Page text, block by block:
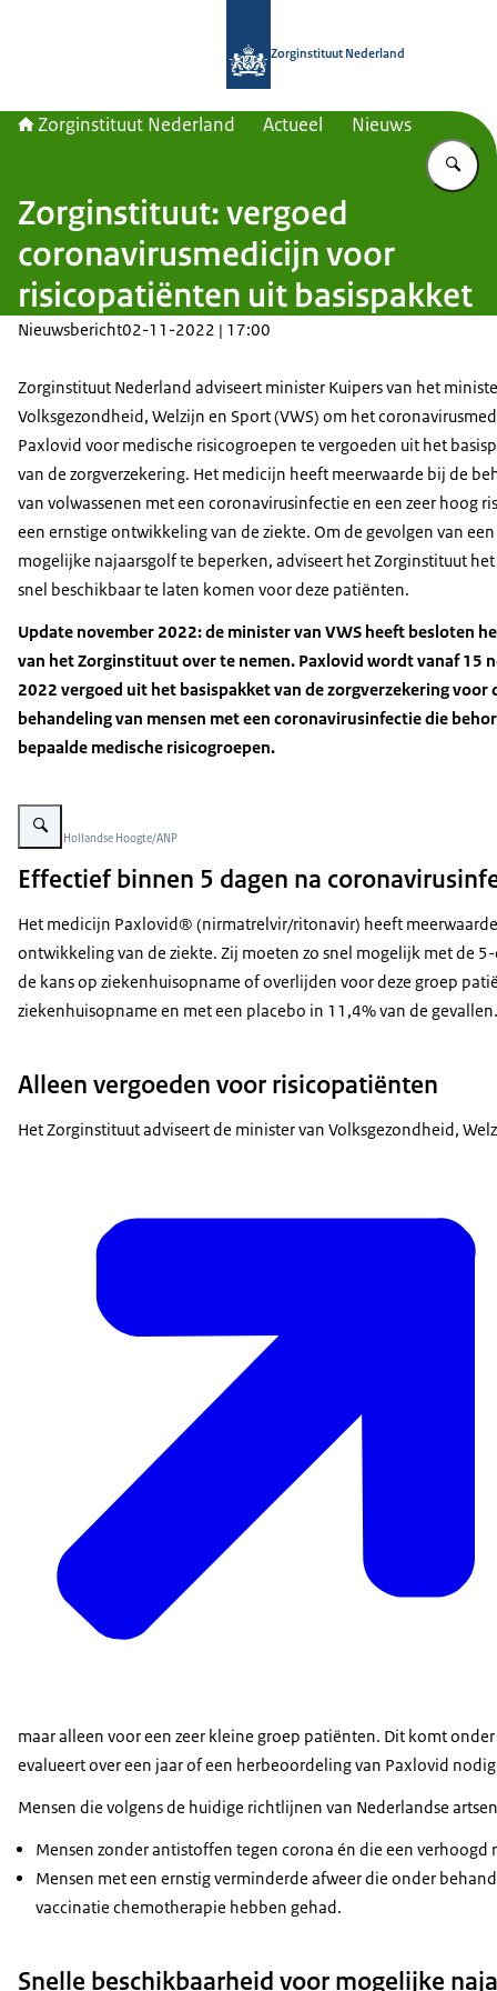
Zorginstituut Nederland
Zorginstituut Nederland Actueel Nieuws
Zorginstituut: vergoed
coronavirusmedicijn voor
risicopatiënten uit basispakket
Nieuwsbericht02-11-2022 | 17:00
Zorginstituut Nederland adviseert minister Kuipers van het
Volksgezondheid, Welzijn en Sport (VWS) om het
Paxlovid voor medische risicogroepen te vergoeden uit het
van de zorgverzekering. Het medicijn heeft meerwaarde bij de
van volwassenen met een coronavirusinfectie en een zeer hoog
een ernstige ontwikkeling van de ziekte. Om de gevolgen van een
mogelijke najaarsgolf te beperken, adviseert het Zorginstituut
snel beschikbaar te laten komen voor deze patiënten.
Update november 2022: de minister van VWS heeft besloten
van het Zorginstituut over te nemen. Paxlovid wordt vanaf 15
2022 vergoed uit het basispakket van de zorgverzekering voor
behandeling van mensen met een coronavirusinfectie die
bepaalde medische risicogroepen.
Vergroot afbeelding De foto toont een oudere dame op straat. Ze houdt
Beeld: © Hollandse Hoogte/ANP
Effectief binnen 5 dagen na
Het medicijn Paxlovid® (nirmatrelvir/ritonavir) heeft
ontwikkeling van de ziekte. Zij moeten zo snel mogelijk met de
de kans op ziekenhuisopname of overlijden voor deze groep
ziekenhuisopname en met een placebo in 11,4% van de gevallen.
Alleen vergoeden voor risicopatiënten
Het Zorginstituut adviseert de minister van Volksgezondheid,
maar alleen voor een zeer kleine groep patiënten. Dit komt
evalueert over een jaar of een herbeoordeling van Paxlovid
Mensen die volgens de huidige richtlijnen van Nederlandse
Mensen zonder antistoffen tegen corona én die een
Mensen met een ernstig verminderde afweer die onder
vaccinatie chemotherapie hebben gehad.
Snelle beschikbaarheid voor mogelijke